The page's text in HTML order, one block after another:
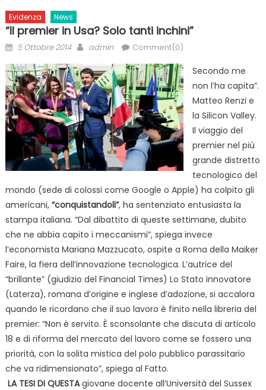
Evidenza News
“Il premier in Usa? Solo tanti inchini”
Posted
5 Ottobre 2014 Author
admin Comment(0)
Secondo me
non l’ha capita”.
Matteo Renzi e
la Silicon Valley.
Il viaggio del
premier nel più
grande distretto
tecnologico del
mondo (sede di colossi come Google o Apple) ha colpito gli
americani, “conquistandoli”, ha sentenziato entusiasta la
stampa italiana. “Dal dibattito di queste settimane, dubito
che ne abbia capito i meccanismi”, spiega invece
l’economista Mariana Mazzucato, ospite a Roma della Maiker
Faire, la fiera dell’innovazione tecnologica. L’autrice del
“brillante” (giudizio del Financial Times) Lo Stato innovatore
(Laterza), romana d’origine e inglese d’adozione, si accalora
quando le ricordano che il suo lavoro è finito nella libreria del
premier: “Non è servito. È sconsolante che discuta di articolo
18 e di riforma del mercato del lavoro come se fossero una
priorità, con la solita mistica del polo pubblico parassitario
che va ridimensionato”, spiega al Fatto.
LA TESI DI QUESTAgiovane docente all’Università del Sussex